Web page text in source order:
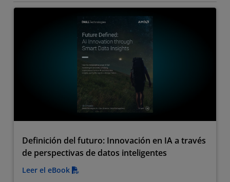
Definición del futuro: Innovación en IA a través
de perspectivas de datos inteligentes
Leer el eBook